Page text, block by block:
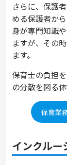
さらに、保護
める保護者か
身が専門知識
ますが、その
ます。
保育士の負担
の分散を図る
保育業
インクルー